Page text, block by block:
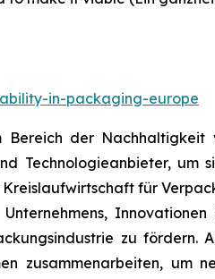
in-packaging-europe
der Nachhaltigkeit
Technologieanbieter, um
für
zu fördern.
zusammenarbeiten,